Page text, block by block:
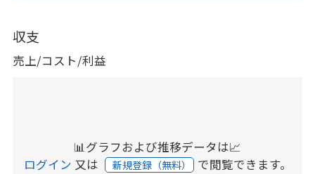
収支
売上/コスト/利益
📊グラフおよび推移データは📈
ログイン 又は 新規登録（無料） で閲覧できます。